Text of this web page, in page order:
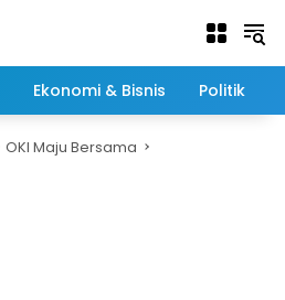
Ekonomi & Bisnis Politik
OKI Maju Bersama